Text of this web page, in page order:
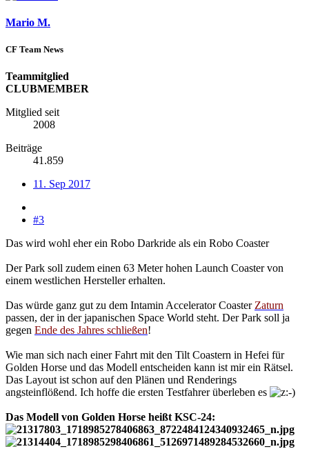
Mario M.
CF Team News
Teammitglied
CLUBMEMBER
Mitglied seit
2008
Beiträge
41.859
11. Sep 2017
#3
Das wird wohl eher ein Robo Darkride als ein Robo Coaster
Der Park soll zudem einen 63 Meter hohen Launch Coaster von
einem westlichen Hersteller erhalten.
Das würde ganz gut zu dem Intamin Accelerator Coaster Zaturn
passen, der in der japanischen Space World steht. Der Park soll ja
gegen Ende des Jahres schließen!
Wie man sich nach einer Fahrt mit den Tilt Coastern in Hefei für
Golden Horse und das Modell entscheiden kann ist mir ein Rätsel.
Das Layout ist schon auf den Plänen und Renderings
angsteinflößend. Ich hoffe die ersten Testfahrer überleben es
Das Modell von Golden Horse heißt KSC-24: